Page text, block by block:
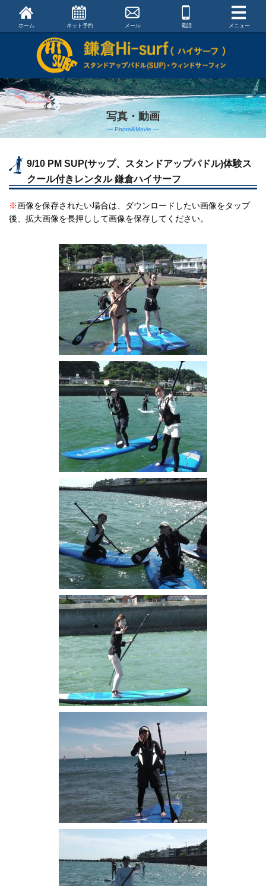
ホーム ネット予約 メール 電話 メニュー
写真・動画
― Photo&Movie ―
9/10 PM SUP(サップ、スタンドアップパドル)体験ス
クール付きレンタル 鎌倉ハイサーフ
※画像を保存されたい場合は、ダウンロードしたい画像をタップ
後、拡大画像を長押しして画像を保存してください。